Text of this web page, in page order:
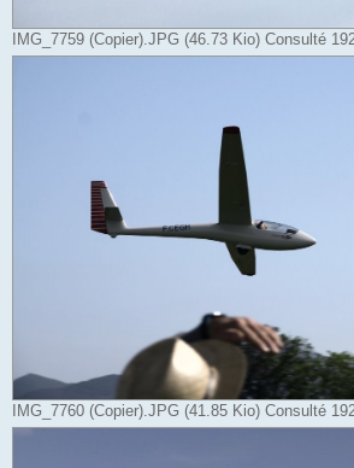
IMG_7759 (Copier).JPG (46.73 Kio) Consulté
IMG_7760 (Copier).JPG (41.85 Kio) Consulté